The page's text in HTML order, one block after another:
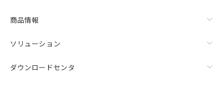
商品情報
ソリューション
ダウンロードセンタ